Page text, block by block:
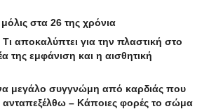
στα 26 της χρόνια
αποκαλύπτει για την πλαστική στο
εμφάνιση και η αισθητική
μεγάλο συγγνώμη από καρδιάς που
– Κάποιες φορές το σώμα